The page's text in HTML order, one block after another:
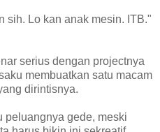
sih. Lo kan anak mesin. ITB."
serius dengan projectnya
membuatkan satu macam
dirintisnya.
peluangnya gede, meski